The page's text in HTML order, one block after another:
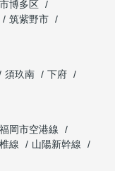
博多区
筑紫野市
須玖南
下府
福岡市空港線
線
山陽新幹線